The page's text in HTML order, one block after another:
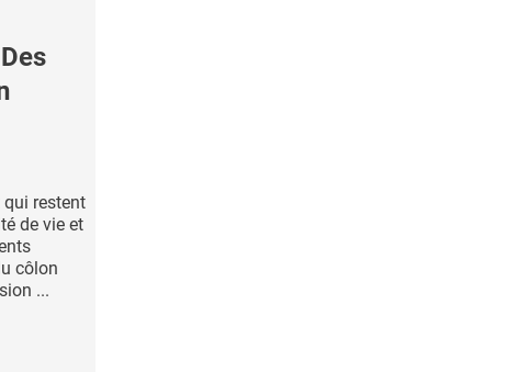
qui restent
de vie et
côlon
...